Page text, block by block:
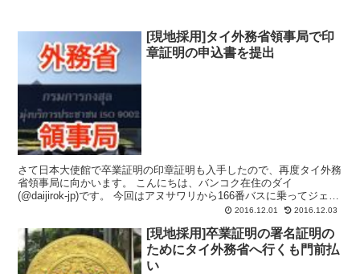
[現地採用]タイ外務省領事局で印
章証明の申込書を提出
さて日本大使館で卒業証明の印章証明も入手したので、再度タイ外務
省領事局に向かいます。 こんにちは、バンコク在住のダイ
(@daijirok-jp)です。 今回はアヌサワリから166番バスに乗ってジェー
ンワタナ総合庁舎の入り口まで行き、そこから...2016.12.01 2016.12.03
[現地採用]卒業証明の署名証明の
ためにタイ外務省へ行くも門前払
い